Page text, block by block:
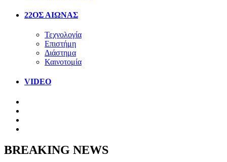
22ΟΣ ΑΙΩΝΑΣ
Τεχνολογία
Επιστήμη
Διάστημα
Καινοτομία
VIDEO
BREAKING NEWS